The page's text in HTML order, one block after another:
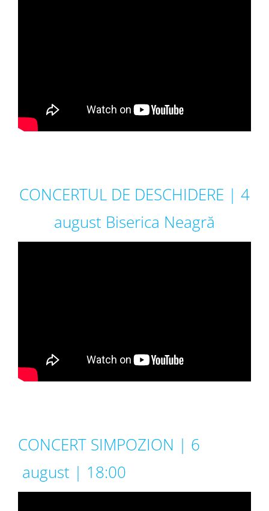
CONCERTUL DE DESCHIDERE | 4
august Biserica Neagră
CONCERT SIMPOZION | 6
august | 18:00